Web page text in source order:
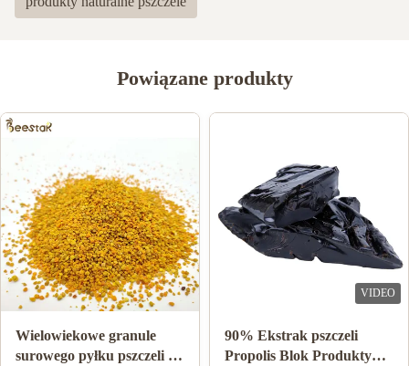
A Alexander skyler
Jun 19.2025
The quality feels premium, way better than the royal jelly I
bought locally. It’s clear the brand prioritizes freshness and purity,
which makes me trust their products. Highly recommend!
B Besi Mirzo
good service and product
Powiązane produkty
Wielowiekowe granule
surowego pyłku pszczeli 25
VIDEO
90% Ekstrak pszczeli
Propolis Blok Produkty